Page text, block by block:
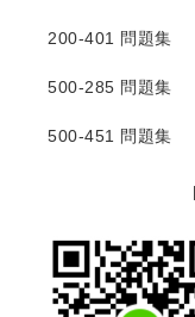
200-401 問題集
500-285 問題集
500-451 問題集